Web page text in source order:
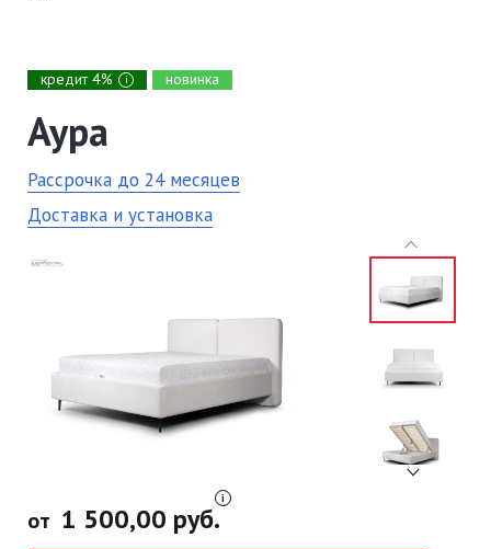
кредит 4% i новинка
Аура
Рассрочка до 24 месяцев
Доставка и установка
от 1 500,00 руб.